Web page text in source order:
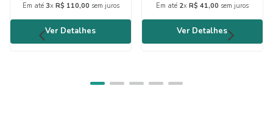
Em até 3x R$ 110,00 sem juros Em até 2x R$ 41,00 sem juros